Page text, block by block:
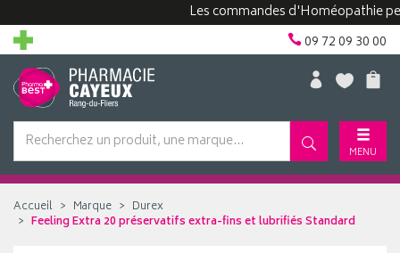
Les commandes d'Homéopathie
09 72 09 30 00
MENU
Accueil Marque
Durex
Feeling Extra 20 préservatifs extra-fins et lubrifiés Standard